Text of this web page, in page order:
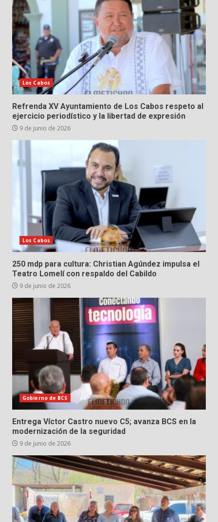
Los Cabos
Refrenda XV Ayuntamiento de Los Cabos respeto al
ejercicio periodístico y la libertad de expresión
9 de junio de 2026
Los Cabos
250 mdp para cultura: Christian Agúndez impulsa el
Teatro Lomelí con respaldo del Cabildo
9 de junio de 2026
Gobierno de BCS
Entrega Víctor Castro nuevo C5; avanza BCS en la
modernización de la seguridad
9 de junio de 2026